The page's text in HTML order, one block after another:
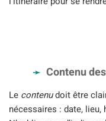
Contenu
Le contenudoit être
nécessaires : date, lieu,